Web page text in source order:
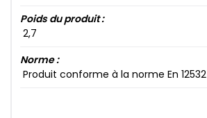
Poids du produit :
2​,7​
Norme :
Produit conforme à la norme En 12532